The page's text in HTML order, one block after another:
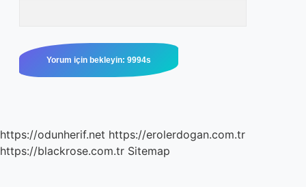
https://odunherif.net https://erolerdogan.com.tr
https://blackrose.com.tr Sitemap